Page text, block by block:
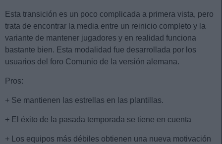
Esta transición es un poco complicada a primera vista, pero
trata de encontrar la media entre un reinicio completo y la
variante de mantener jugadores y en realidad funciona
bastante bien. Esta modalidad fue desarrollada por los
usuarios del foro Comunio de la versión alemana.
Pros:
+ Se mantienen las estrellas en las plantillas.
+ El éxito de la pasada temporada se tiene en cuenta
+ Los equipos más débiles obtienen una nueva motivación